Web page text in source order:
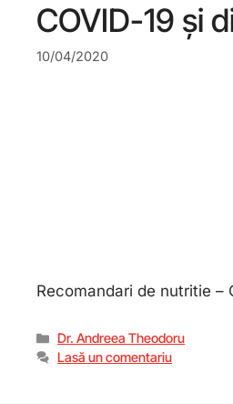
COVID-19 și
10/04/2020
Recomandari de nutritie –
Dr. Andreea Theodoru
Lasă un comentariu